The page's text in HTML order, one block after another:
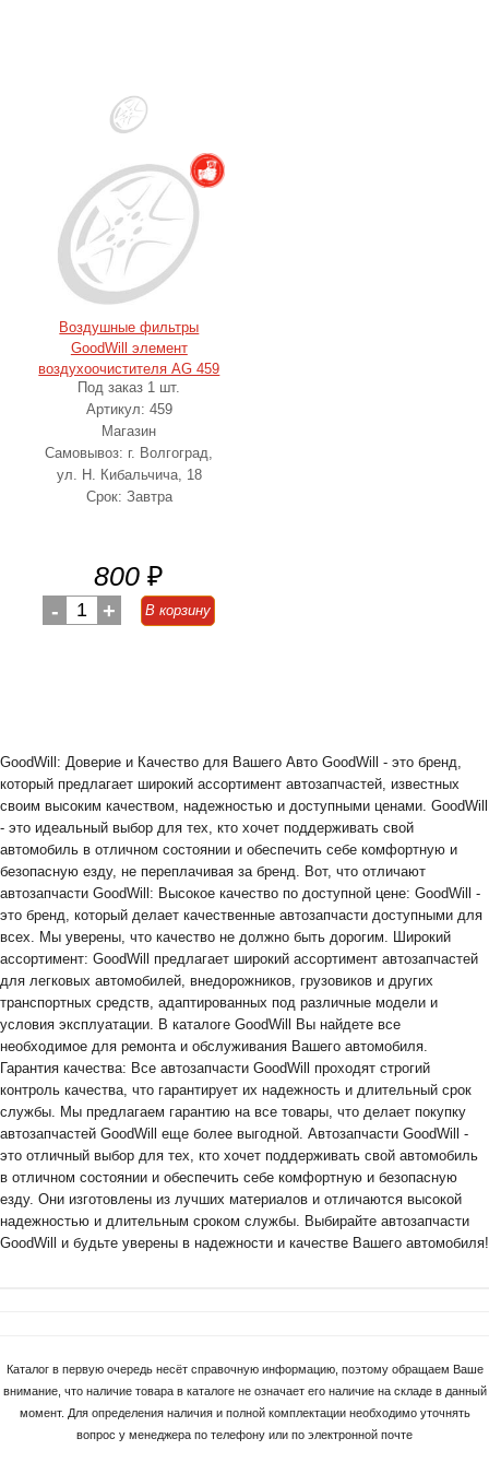
Воздушные фильтры
GoodWill элемент
воздухоочистителя AG 459
Под заказ 1 шт.
Артикул: 459
Магазин
Самовывоз: г. Волгоград,
ул. Н. Кибальчича, 18
Срок: Завтра
800 ₽
- 1 + В корзину
GoodWill: Доверие и Качество для Вашего Авто GoodWill - это бренд,
который предлагает широкий ассортимент автозапчастей, известных
своим высоким качеством, надежностью и доступными ценами. GoodWill
- это идеальный выбор для тех, кто хочет поддерживать свой
автомобиль в отличном состоянии и обеспечить себе комфортную и
безопасную езду, не переплачивая за бренд. Вот, что отличают
автозапчасти GoodWill: Высокое качество по доступной цене: GoodWill -
это бренд, который делает качественные автозапчасти доступными для
всех. Мы уверены, что качество не должно быть дорогим. Широкий
ассортимент: GoodWill предлагает широкий ассортимент автозапчастей
для легковых автомобилей, внедорожников, грузовиков и других
транспортных средств, адаптированных под различные модели и
условия эксплуатации. В каталоге GoodWill Вы найдете все
необходимое для ремонта и обслуживания Вашего автомобиля.
Гарантия качества: Все автозапчасти GoodWill проходят строгий
контроль качества, что гарантирует их надежность и длительный срок
службы. Мы предлагаем гарантию на все товары, что делает покупку
автозапчастей GoodWill еще более выгодной. Автозапчасти GoodWill -
это отличный выбор для тех, кто хочет поддерживать свой автомобиль
в отличном состоянии и обеспечить себе комфортную и безопасную
езду. Они изготовлены из лучших материалов и отличаются высокой
надежностью и длительным сроком службы. Выбирайте автозапчасти
GoodWill и будьте уверены в надежности и качестве Вашего автомобиля!
Каталог в первую очередь несёт справочную информацию, поэтому обращаем Ваше
внимание, что наличие товара в каталоге не означает его наличие на складе в данный
момент. Для определения наличия и полной комплектации необходимо уточнять
вопрос у менеджера по телефону или по электронной почте